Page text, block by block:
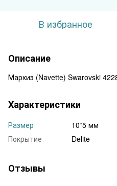
В избранное
Описание
Маркиз (Navette) Swarovski
Характеристики
Размер
10*5 мм
Покрытие
Delite
Отзывы